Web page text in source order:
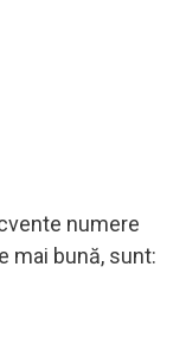
numere
mai bună, sunt: